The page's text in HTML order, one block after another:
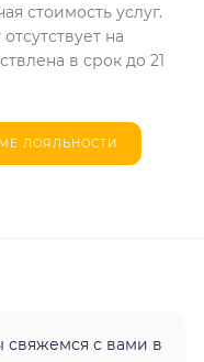
стоимость услуг.
на
в срок до 21
ЛОЯЛЬНОСТИ
свяжемся с вами в